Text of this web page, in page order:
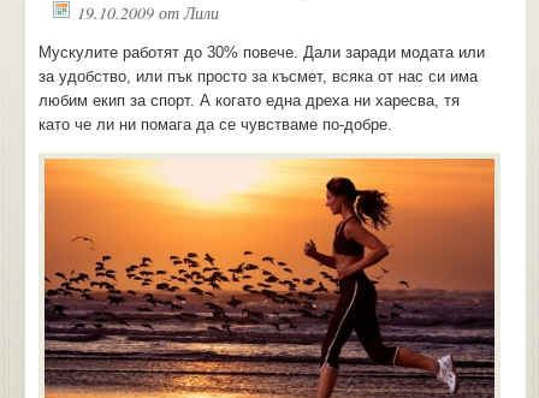
19.10.2009 отЛили
Мускулите работят до 30% повече. Дали заради модата или
за удобство, или пък просто за късмет, всяка от нас си има
любим екип за спорт. А когато една дреха ни харесва, тя
като че ли ни помага да се чувстваме по-добре.